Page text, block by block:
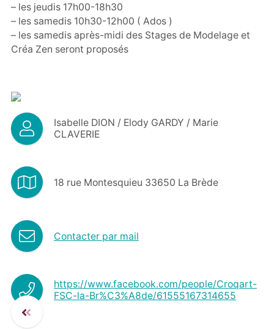
– les jeudis 17h00-18h30
– les samedis 10h30-12h00 ( Ados )
– les samedis après-midi des Stages de Modelage et
Créa Zen seront proposés
Isabelle DION / Elody GARDY / Marie
CLAVERIE
18 rue Montesquieu 33650 La Brède
Contacter par mail
https://www.facebook.com/people/Croqart-
FSC-la-Br%C3%A8de/61555167314655